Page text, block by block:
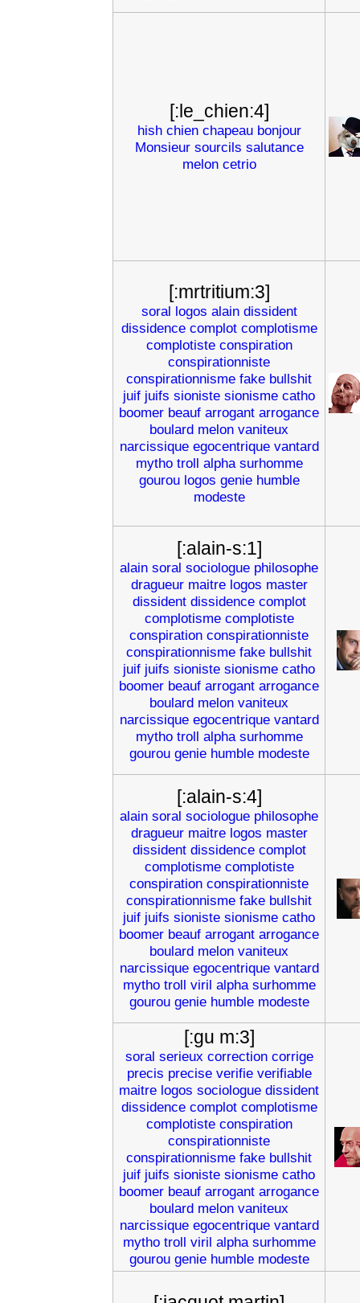
[:le_chien:4]
hish chien chapeau bonjour
Monsieur sourcils salutance
melon cetrio
[:mrtritium:3]
soral logos alain dissident
dissidence complot complotisme
complotiste conspiration
conspirationniste
conspirationnisme fake bullshit
juif juifs sioniste sionisme catho
boomer beauf arrogant arrogance
boulard melon vaniteux
narcissique egocentrique vantard
mytho troll alpha surhomme
gourou logos genie humble
modeste
[:alain-s:1]
alain soral sociologue philosophe
dragueur maitre logos master
dissident dissidence complot
complotisme complotiste
conspiration conspirationniste
conspirationnisme fake bullshit
juif juifs sioniste sionisme catho
boomer beauf arrogant arrogance
boulard melon vaniteux
narcissique egocentrique vantard
mytho troll alpha surhomme
gourou genie humble modeste
[:alain-s:4]
alain soral sociologue philosophe
dragueur maitre logos master
dissident dissidence complot
complotisme complotiste
conspiration conspirationniste
conspirationnisme fake bullshit
juif juifs sioniste sionisme catho
boomer beauf arrogant arrogance
boulard melon vaniteux
narcissique egocentrique vantard
mytho troll viril alpha surhomme
gourou genie humble modeste
[:gu m:3]
soral serieux correction corrige
precis precise verifie verifiable
maitre logos sociologue dissident
dissidence complot complotisme
complotiste conspiration
conspirationniste
conspirationnisme fake bullshit
juif juifs sioniste sionisme catho
boomer beauf arrogant arrogance
boulard melon vaniteux
narcissique egocentrique vantard
mytho troll viril alpha surhomme
gourou genie humble modeste